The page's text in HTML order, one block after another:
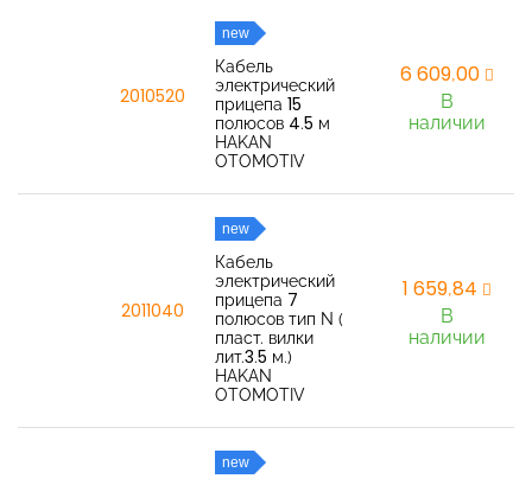
2010520
new
Кабель
электрический
прицепа 15
полюсов 4.5 м
HAKAN
OTOMOTIV
6 609,00
В
наличии
2011040
new
Кабель
электрический
прицепа 7
полюсов тип N (
пласт. вилки
лит.3.5 м.)
HAKAN
OTOMOTIV
1 659,84
В
наличии
new